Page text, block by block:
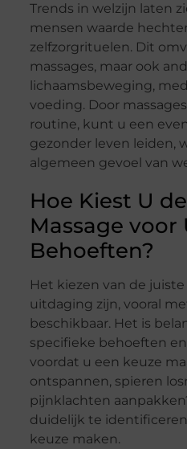
Trends in welzijn laten
mensen waarde
zelfzorgrituelen. Dit
massages, maar ook
lichaamsbeweging,
voeding. Door
routine, kunt u een
gezonder leven leiden,
algemeen gevoel van
Hoe Kiest U
Massage voor
Behoeften?
Het kiezen van de
uitdaging zijn, vooral
beschikbaar. Het is
specifieke behoeften
voordat u een keuze
ontspannen, spieren
pijnklachten
duidelijk te
keuze maken.